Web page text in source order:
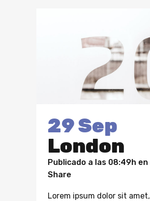
29 Sep
London
Publicado a las 08:49h en
Share
Lorem ipsum dolor sit amet,